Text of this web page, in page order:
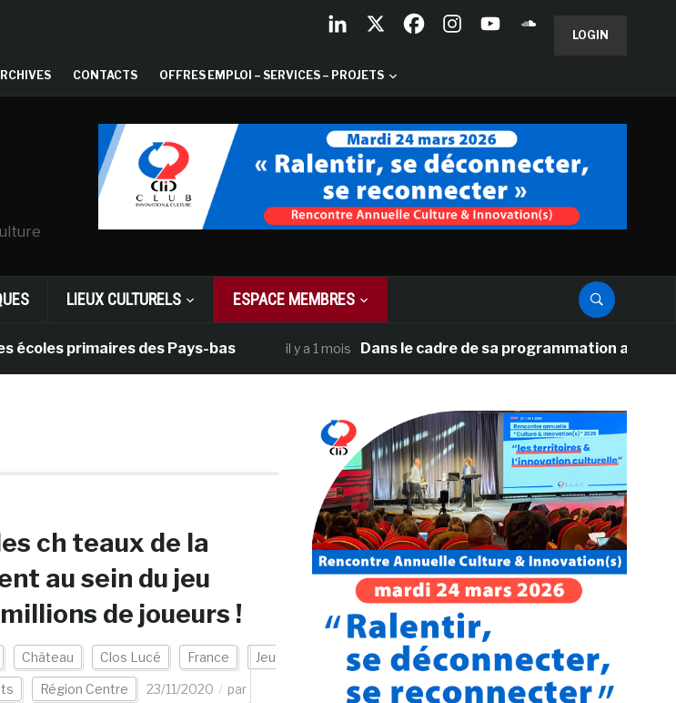
LOGIN
CONTACTS OFFRES EMPLOI – SERVICES – PROJETS
LIEUX CULTURELS ESPACE MEMBRES
primaires des Pays-bas il y a 1 mois Dans le cadre de sa programmation américaine,
ch teaux de la
au sein du jeu
de joueurs !
Château Clos Lucé France Jeu
Région Centre 23/11/2020
par